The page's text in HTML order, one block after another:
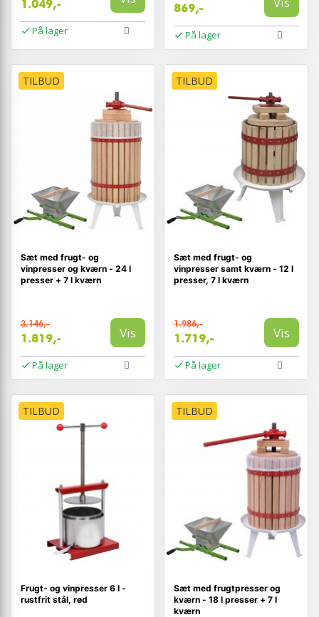
1.049,-
På lager
869,-
På lager
TILBUD
Sæt med frugt- og
vinpresser og kværn - 24 l
presser + 7 l kværn
3.146,-
1.819,- Vis
På lager
TILBUD
Sæt med frugt- og
vinpresser samt kværn - 12 l
presser, 7 l kværn
1.986,-
1.719,- Vis
På lager
TILBUD
Frugt- og vinpresser 6 l -
rustfrit stål, rød
TILBUD
Sæt med frugtpresser og
kværn - 18 l presser + 7 l
kværn